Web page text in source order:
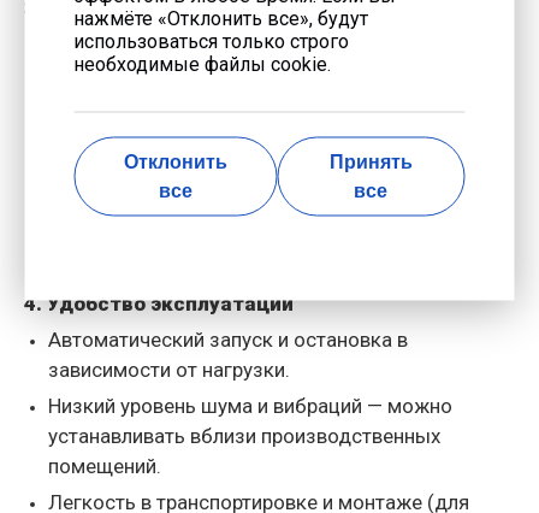
3. Надежность и длительность службы
Современные газовые генераторы работают без
перерывов в течение 8000-10000 часов в год.
+50°C — подходит для любых климатических
условий.
Проверенные технологии и высококачественные
4. Удобство эксплуатации
Автоматический запуск и остановка в
зависимости от нагрузки.
Низкий уровень шума и вибраций — можно
устанавливать вблизи производственных
помещений.
Легкость в транспортировке и монтаже (для
нажмёте «Отклонить все», будут
использоваться только строго
необходимые файлы cookie.
Отклонить
все
Принять
все